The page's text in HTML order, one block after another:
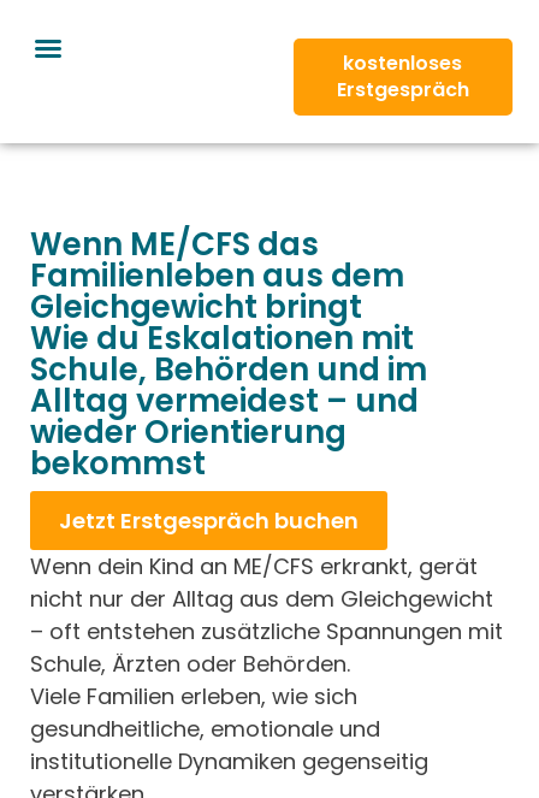
kostenloses
Erstgespräch
Wenn ME/CFS das
Familienleben aus dem
Gleichgewicht bringt
Wie du Eskalationen mit
Schule, Behörden und im
Alltag vermeidest – und
wieder Orientierung
bekommst
Jetzt Erstgespräch buchen
Wenn dein Kind an ME/CFS erkrankt, gerät
nicht nur der Alltag aus dem Gleichgewicht
– oft entstehen zusätzliche Spannungen mit
Schule, Ärzten oder Behörden.
Viele Familien erleben, wie sich
gesundheitliche, emotionale und
institutionelle Dynamiken gegenseitig